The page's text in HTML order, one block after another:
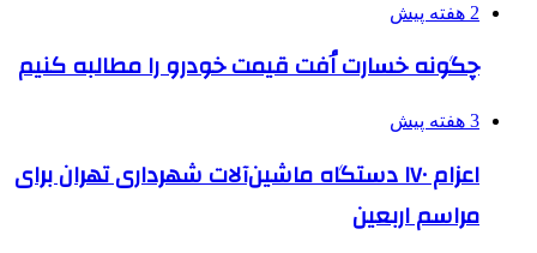
2 هفته پیش
چگونه خسارت اُفت قیمت خودرو را مطالبه کنیم
3 هفته پیش
اعزام ۱۷۰ دستگاه ماشین‌آلات شهرداری تهران برای
مراسم اربعین